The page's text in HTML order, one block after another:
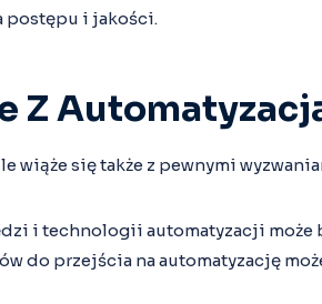
postępu i jakości.
Z
wiąże się także z pewnymi
i technologii automatyzacji może
do przejścia na automatyzację